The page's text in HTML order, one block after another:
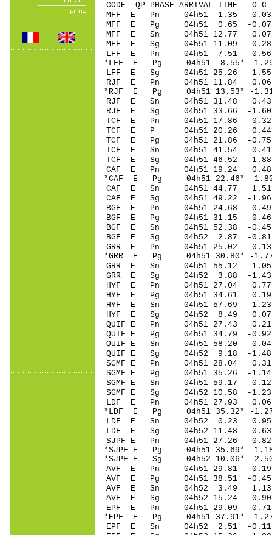
CODE QP PHASE ARRIVAL
MFF E Pn 04h51 1.35
MFF E Pg 04h51 0.65 -
MFF E Sn 04h51 12.77
MFF E Sg 04h51 11.09 -
LFF E Pn 04h51 7.51 -0.56
*LFF E Pg 04h51 8.55* -1.29
LFF E Sg 04h51 25.26 -
RJF E Pn 04h51 11.84 0.06
*RJF E Pg 04h51 13.53* -1.31
RJF E Sn 04h51 31.48 0.43
RJF E Sg 04h51 33.66 -
TCF E Pn 04h51 17.86 0.32
TCF E P 04h51 20.26 0.44
TCF E Pg 04h51 21.86 -
TCF E Sn 04h51 41.54 0.41
TCF E Sg 04h51 46.52 -
CAF E Pn 04h51 19.24 0.48
*CAF E Pg 04h51 22.46* -1.80
CAF E Sn 04h51 44.77 1.51
CAF E Sg 04h51 49.22 -
BGF E Pn 04h51 24.68 0.49
BGF E Pg 04h51 31.15 -
BGF E Sn 04h51 52.38 -
BGF E Sg 04h52 2.87 -
GRR E Pn 04h51 25.02 0.13
*GRR E Pg 04h51 30.80* -
GRR E Sn 04h51 55.12 1.05
GRR E Sg 04h52 3.88 -
HYF E Pn 04h51 27.04 0.77
HYF E Pg 04h51 34.61 0.19
HYF E Sn 04h51 57.69 1.23
HYF E Sg 04h52 8.49 0.07
QUIF E Pn 04h51 27.43 0.21
QUIF E Pg 04h51 34.79 -0.92
QUIF E Sn 04h51 58.20 0.04
QUIF E Sg 04h52 9.18 -
SGMF E Pn 04h51 28.04 0.31
SGMF E Pg 04h51 35.26 -1.14
SGMF E Sn 04h51 59.17 0.12
SGMF E Sg 04h52 10.58 -
LDF E Pn 04h51 27.93
*LDF E Pg 04h51 35.32* -
LDF E Sn 04h52 0.23
LDF E Sg 04h52 11.48 -
SJPF E Pn 04h51 27.26 -0.82
*SJPF E Pg 04h51 35.69* -
*SJPF E Sg 04h52 10.06* -
AVF E Pn 04h51 29.81 0.19
AVF E Pg 04h51 38.51 -
AVF E Sn 04h52 3.49 1.13
AVF E Sg 04h52 15.24 -
EPF E Pn 04h51 29.09 -0.71
*EPF E Pg 04h51 37.91* -1.27
EPF E Sn 04h52 2.51 -0.11